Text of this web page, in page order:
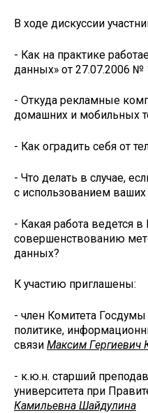
В ходе дискуссии
- Как на практике
данных» от 27.07.2006 №
- Откуда рекламные
домашних и мобильных
- Как оградить себя от
- Что делать в случае,
с использованием
- Какая работа ведется
совершенствованию
данных?
К участию приглашены:
- член Комитета
политике,
связи Максим Гергиевич
- к.ю.н. старший
университета при
Камильевна Шайдулина